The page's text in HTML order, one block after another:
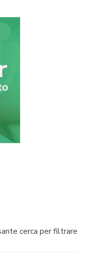
cerca per filtrare